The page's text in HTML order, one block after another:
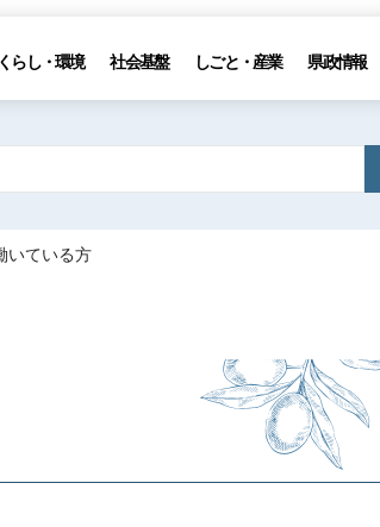
くらし・環境 社会基盤 しごと・産業 県政情報
いている方